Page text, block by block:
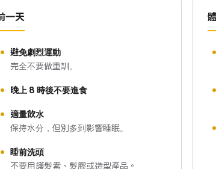
一天
避免劇烈運動
完全不要做重訓。
晚上 8 時後不要進食
適量飲水
保持水分，但別多到影響睡眠。
睡前洗頭
不要用護髮素、髮膠或造型產品。